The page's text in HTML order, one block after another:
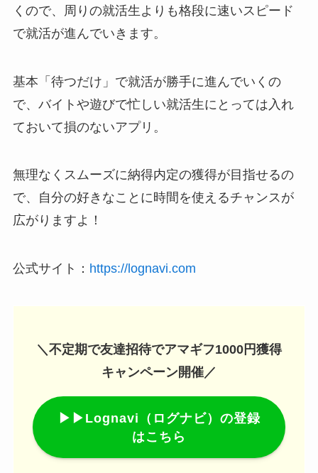
くので、周りの就活生よりも格段に速いスピード
で就活が進んでいきます。
基本「待つだけ」で就活が勝手に進んでいくの
で、バイトや遊びで忙しい就活生にとっては入れ
ておいて損のないアプリ。
無理なくスムーズに納得内定の獲得が目指せるの
で、自分の好きなことに時間を使えるチャンスが
広がりますよ！
公式サイト： https://lognavi.com
＼不定期で友達招待でアマギフ1000円獲得
キャンペーン開催／
▶▶Lognavi（ログナビ）の登録
はこちら